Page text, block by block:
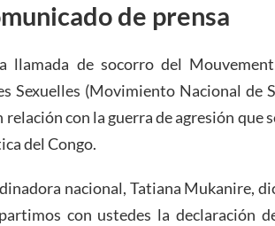
de prensa
llamada de socorro del
Sexuelles (Movimiento Nacional de
relación con la guerra de agresión que
del Congo.
nacional, Tatiana Mukanire,
con ustedes la declaración